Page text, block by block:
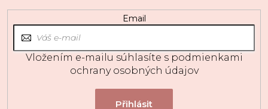
Email
Vložením e-mailu súhlasíte s podmienkami
ochrany osobných údajov